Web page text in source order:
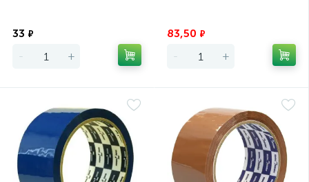
33 ₽
- +
83,50 ₽
- +